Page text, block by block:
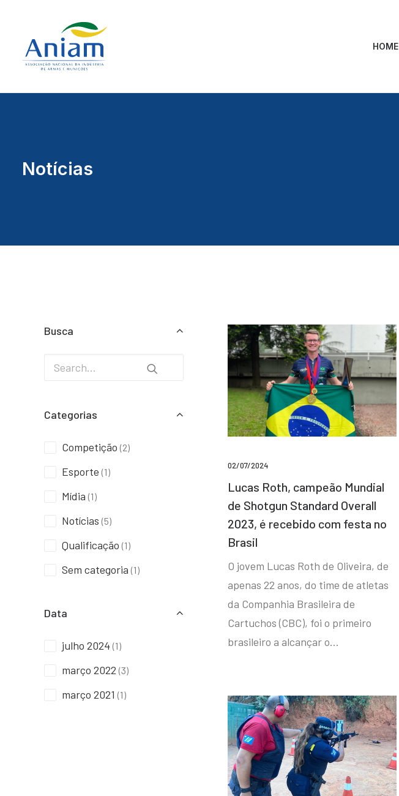
HOME
Notícias
Busca
Categorias
Competição (2)
Esporte (1)
Mídia (1)
Notícias (5)
Qualificação (1)
Sem categoria (1)
Data
julho 2024 (1)
março 2022 (3)
março 2021 (1)
02/07/2024
Lucas Roth, campeão Mundial
de Shotgun Standard Overall
2023, é recebido com festa no
Brasil
O jovem Lucas Roth de Oliveira, de
apenas 22 anos, do time de atletas
da Companhia Brasileira de
Cartuchos (CBC), foi o primeiro
brasileiro a alcançar o…